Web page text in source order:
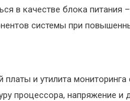
в качестве блока
системы при
и утилита
процессора, напряжение